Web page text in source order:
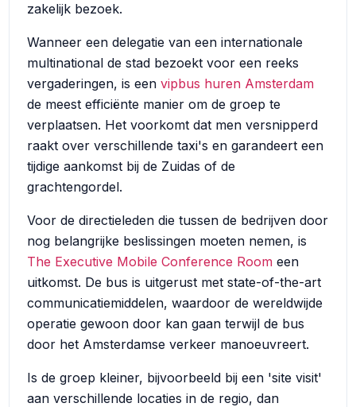
zakelijk bezoek.
Wanneer een delegatie van een internationale
multinational de stad bezoekt voor een reeks
vergaderingen, is een vipbus huren Amsterdam
de meest efficiënte manier om de groep te
verplaatsen. Het voorkomt dat men versnipperd
raakt over verschillende taxi's en garandeert een
tijdige aankomst bij de Zuidas of de
grachtengordel.
Voor de directieleden die tussen de bedrijven door
nog belangrijke beslissingen moeten nemen, is
The Executive Mobile Conference Room een
uitkomst. De bus is uitgerust met state-of-the-art
communicatiemiddelen, waardoor de wereldwijde
operatie gewoon door kan gaan terwijl de bus
door het Amsterdamse verkeer manoeuvreert.
Is de groep kleiner, bijvoorbeeld bij een 'site visit'
aan verschillende locaties in de regio, dan